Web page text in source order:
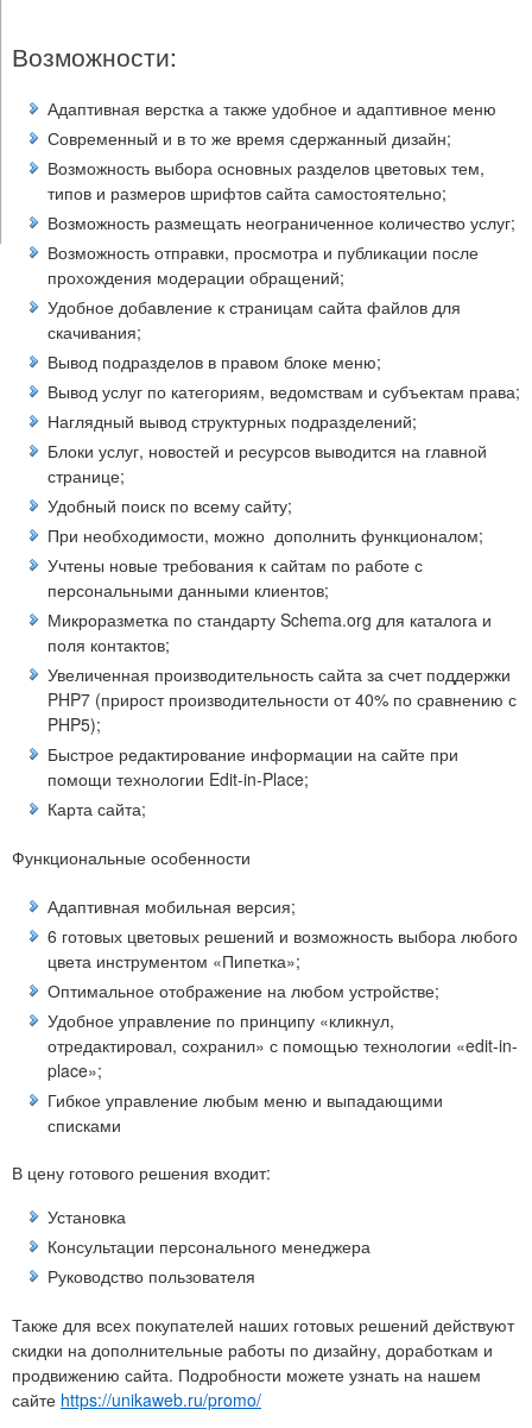
Возможности:
Адаптивная верстка а также удобное и адаптивное меню
Современный и в то же время сдержанный дизайн;
Возможность выбора основных разделов цветовых тем,
типов и размеров шрифтов сайта самостоятельно;
Возможность размещать неограниченное количество услуг;
Возможность отправки, просмотра и публикации после
прохождения модерации обращений;
Удобное добавление к страницам сайта файлов для
скачивания;
Вывод подразделов в правом блоке меню;
Вывод услуг по категориям, ведомствам и субъектам права;
Наглядный вывод структурных подразделений;
Блоки услуг, новостей и ресурсов выводится на главной
странице;
Удобный поиск по всему сайту;
При необходимости, можно дополнить функционалом;
Учтены новые требования к сайтам по работе с
персональными данными клиентов;
Микроразметка по стандарту Schema.org для каталога и
поля контактов;
Увеличенная производительность сайта за счет поддержки
PHP7 (прирост производительности от 40% по сравнению с
PHP5);
Быстрое редактирование информации на сайте при
помощи технологии Edit-in-Place;
Карта сайта;
Функциональные особенности
Адаптивная мобильная версия;
6 готовых цветовых решений и возможность выбора любого
цвета инструментом «Пипетка»;
Оптимальное отображение на любом устройстве;
Удобное управление по принципу «кликнул,
отредактировал, сохранил» с помощью технологии «edit-in-
place»;
Гибкое управление любым меню и выпадающими
списками
В цену готового решения входит:
Установка
Консультации персонального менеджера
Руководство пользователя
Также для всех покупателей наших готовых решений действуют
скидки на дополнительные работы по дизайну, доработкам и
продвижению сайта. Подробности можете узнать на нашем
сайте https://unikaweb.ru/promo/